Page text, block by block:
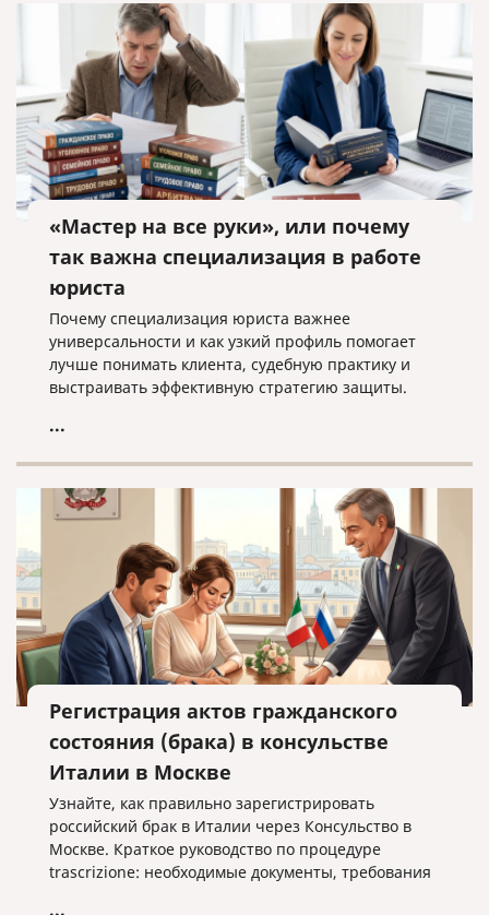
«Мастер на все руки», или почему
так важна специализация в работе
юриста
Почему специализация юриста важнее
универсальности и как узкий профиль помогает
лучше понимать клиента, судебную практику и
выстраивать эффективную стратегию защиты.
...
Регистрация актов гражданского
состояния (брака) в консульстве
Италии в Москве
Узнайте, как правильно зарегистрировать
российский брак в Италии через Консульство в
Москве. Краткое руководство по процедуре
trascrizione: необходимые документы, требования
...